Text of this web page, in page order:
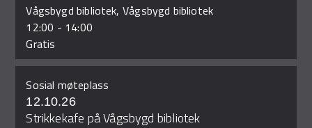
Vågsbygd bibliotek, Vågsbygd bibliotek
12:00 - 14:00
Gratis
Sosial møteplass
12.10.26
Strikkekafe på Vågsbygd bibliotek